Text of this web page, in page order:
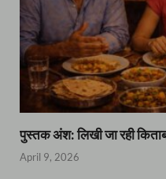
पुस्तक अंश: लिखी जा रही
April 9, 2026